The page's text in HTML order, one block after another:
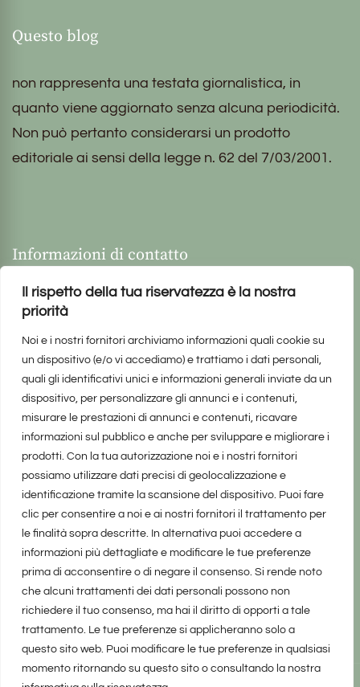
Il rispetto della tua riservatezza è la nostra
priorità
Noi e i nostri fornitori archiviamo informazioni quali cookie su
un dispositivo (e/o vi accediamo) e trattiamo i dati personali,
quali gli identificativi unici e informazioni generali inviate da un
dispositivo, per personalizzare gli annunci e i contenuti,
misurare le prestazioni di annunci e contenuti, ricavare
informazioni sul pubblico e anche per sviluppare e migliorare i
prodotti. Con la tua autorizzazione noi e i nostri fornitori
possiamo utilizzare dati precisi di geolocalizzazione e
identificazione tramite la scansione del dispositivo. Puoi fare
clic per consentire a noi e ai nostri fornitori il trattamento per
le finalità sopra descritte. In alternativa puoi accedere a
informazioni più dettagliate e modificare le tue preferenze
prima di acconsentire o di negare il consenso. Si rende noto
che alcuni trattamenti dei dati personali possono non
richiedere il tuo consenso, ma hai il diritto di opporti a tale
trattamento. Le tue preferenze si applicheranno solo a
questo sito web. Puoi modificare le tue preferenze in qualsiasi
momento ritornando su questo sito o consultando la nostra
Questo blog
non rappresenta una testata giornalistica, in
quanto viene aggiornato senza alcuna periodicità.
Non può pertanto considerarsi un prodotto
editoriale ai sensi della legge n. 62 del 7/03/2001.
Informazioni di contatto